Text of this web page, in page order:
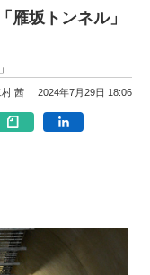
雁坂トンネル」
村 茜 2024年7月29日 18:06